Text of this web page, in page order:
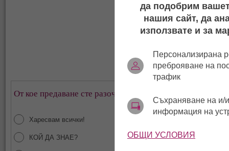
От кое предаване сте разочаровани най-много?
Харесвам всички!
КОЙ ДА ЗНАЕ?
да подобрим
нашия сайт, да
използвате и за
Персонализирана
преброяване на
трафик
Съхраняване на и/
информация на
ОБЩИ УСЛОВИЯ